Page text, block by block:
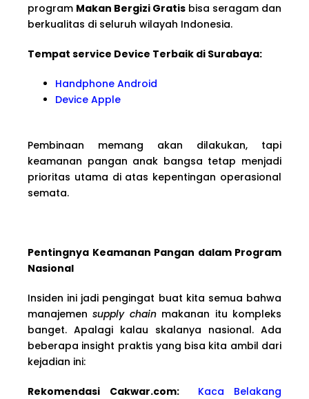
program Makan Bergizi Gratis bisa seragam dan
berkualitas di seluruh wilayah Indonesia.
Tempat service Device Terbaik di Surabaya:
Handphone Android
Device Apple
Pembinaan memang akan dilakukan, tapi
keamanan pangan anak bangsa tetap menjadi
prioritas utama di atas kepentingan operasional
semata.
Pentingnya Keamanan Pangan dalam Program
Nasional
Insiden ini jadi pengingat buat kita semua bahwa
manajemensupply chainmakanan itu kompleks
banget. Apalagi kalau skalanya nasional. Ada
beberapa insight praktis yang bisa kita ambil dari
kejadian ini:
Rekomendasi Cakwar.com: Kaca Belakang